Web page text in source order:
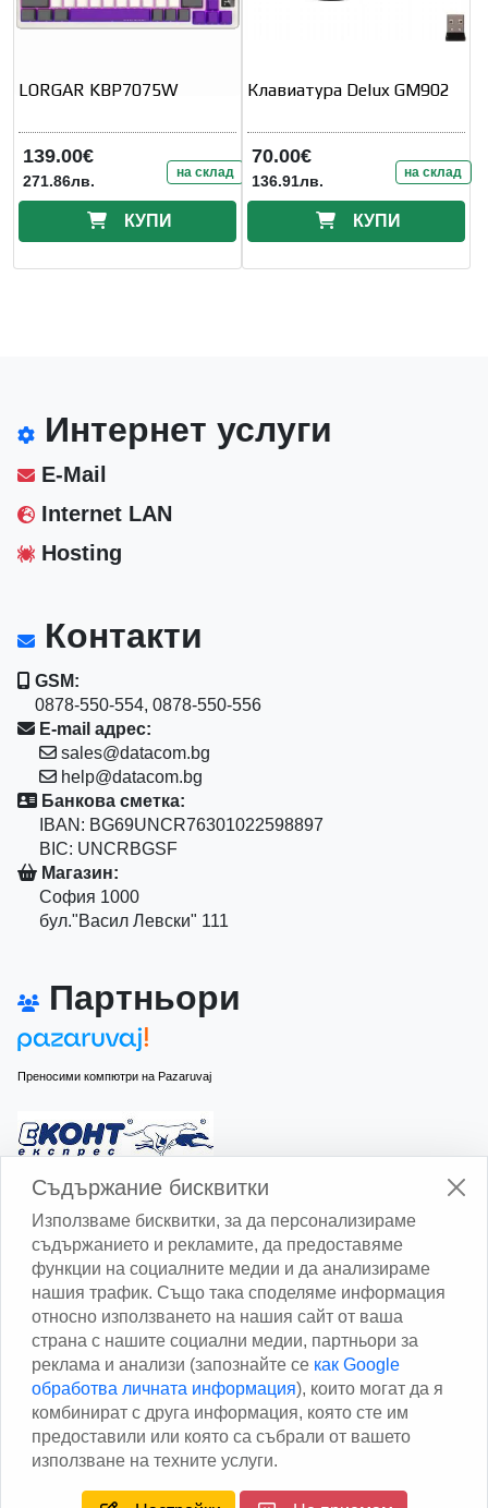
LORGAR KBP7075W
139.00€
271.86лв. на склад
КУПИ
Клавиатура Delux GM902
70.00€
136.91лв. на склад
КУПИ
Интернет услуги
E-Mail
Internet LAN
Hosting
Контакти
GSM:
0878-550-554, 0878-550-556
E-mail адрес:
sales@datacom.bg
help@datacom.bg
Банкова сметка:
IBAN: BG69UNCR76301022598897
BIC: UNCRBGSF
Магазин:
София 1000
бул."Васил Левски" 111
Партньори
Преносими компютри на Pazaruvaj
Изчисли доставката с Еконт
Изчисли доставката със Спиди
Facebook
Съдържание бисквитки
Използваме бисквитки, за да персонализираме
съдържанието и рекламите, да предоставяме
функции на социалните медии и да анализираме
нашия трафик. Също така споделяме информация
относно използването на нашия сайт от ваша
страна с нашите социални медии, партньори за
реклама и анализи (запознайте се как Google
обработва личната информация), които могат да я
комбинират с друга информация, която сте им
предоставили или която са събрали от вашето
използване на техните услуги.